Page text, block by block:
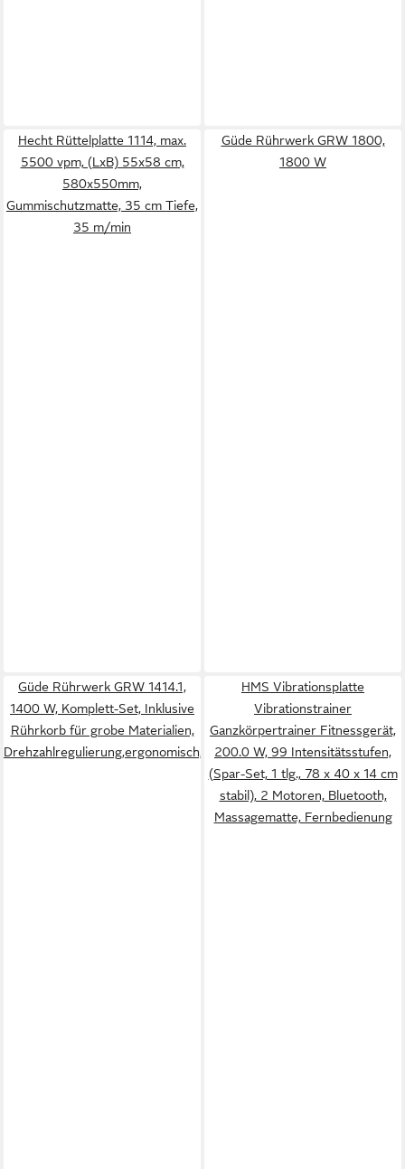
Hecht Rüttelplatte 1114, max.
5500 vpm, (LxB) 55x58 cm,
580x550mm,
Gummischutzmatte, 35 cm Tiefe,
35 m/min
Güde Rührwerk GRW 1800,
1800 W
Güde Rührwerk GRW 1414.1,
1400 W, Komplett-Set, Inklusive
Rührkorb für grobe Materialien,
Drehzahlregulierung,ergonomisch,robust,Softgrip
HMS Vibrationsplatte
Vibrationstrainer
Ganzkörpertrainer Fitnessgerät,
200.0 W, 99 Intensitätsstufen,
(Spar-Set, 1 tlg., 78 x 40 x 14 cm
stabil), 2 Motoren, Bluetooth,
Massagematte, Fernbedienung